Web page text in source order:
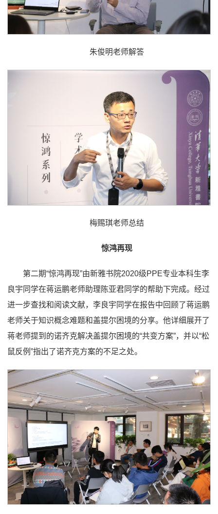
朱俊明老师解答
梅赐琪老师总结
惊鸿再现
第二期“惊鸿再现”由新雅书院2020级PPE专业本科生李
良宇同学在蒋运鹏老师助理陈亚君同学的帮助下完成。经过
进一步查找和阅读文献，李良宇同学在报告中回顾了蒋运鹏
老师关于知识概念难题和盖提尔困境的分享。他详细展开了
蒋老师提到的诺齐克解决盖提尔困境的“共变方案”，并以“松
鼠反例”指出了诺齐克方案的不足之处。